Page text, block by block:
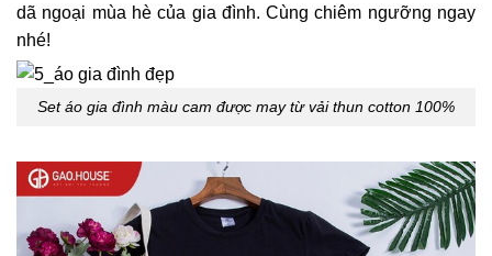
dã ngoại mùa hè của gia đình. Cùng chiêm ngưỡng ngay
nhé!
Set áo gia đình màu cam được may từ vải thun cotton 100%